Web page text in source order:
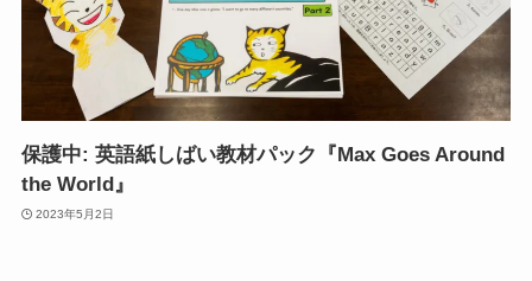
保護中: 英語紙しばい教材パック『Max Goes Around
the World』
2023年5月2日